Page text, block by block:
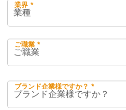
業界 *
ご職業 *
ブランド企業様ですか？ *